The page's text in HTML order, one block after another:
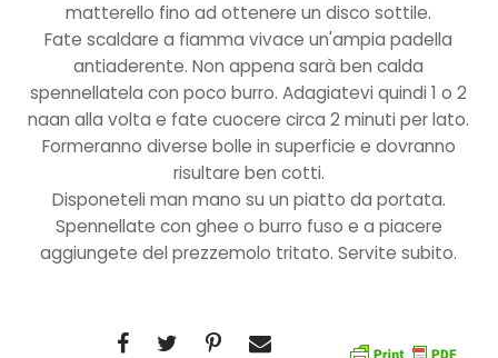
matterello fino ad ottenere un disco sottile.
Fate scaldare a fiamma vivace un'ampia padella
antiaderente. Non appena sarà ben calda
spennellatela con poco burro. Adagiatevi quindi 1 o 2
naan alla volta e fate cuocere circa 2 minuti per lato.
Formeranno diverse bolle in superficie e dovranno
risultare ben cotti.
Disponeteli man mano su un piatto da portata.
Spennellate con ghee o burro fuso e a piacere
aggiungete del prezzemolo tritato. Servite subito.